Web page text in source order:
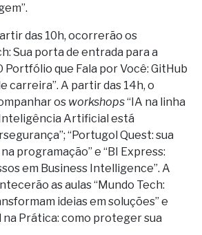
das 10h, ocorrerão os
Sua porta de entrada para a
Portfólio que Fala por Você: GitHub
carreira”. A partir das 14h, o
os workshops“IA na linha
Artificial está
“Portugol Quest: sua
programação” e “BI Express:
em Business Intelligence”. A
as aulas “Mundo Tech:
ideias em soluções” e
na Prática: como proteger sua